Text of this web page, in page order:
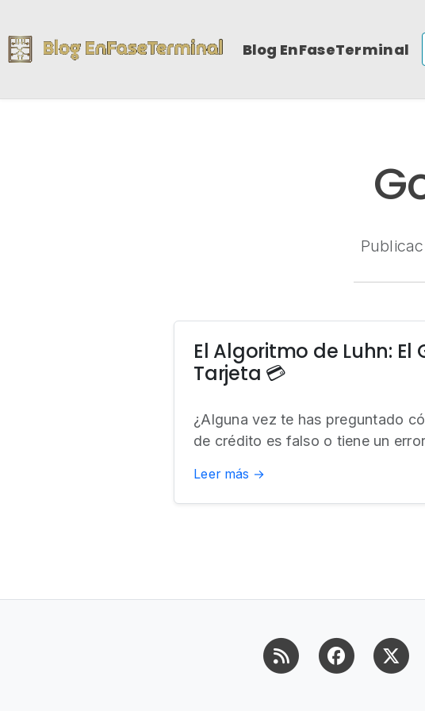
Blog EnFaseTerminal
El Algoritmo de Luhn:
Tarjeta 💳
¿Alguna vez te has preguntado
de crédito es falso o tiene un
Leer más →
RSS Facebook